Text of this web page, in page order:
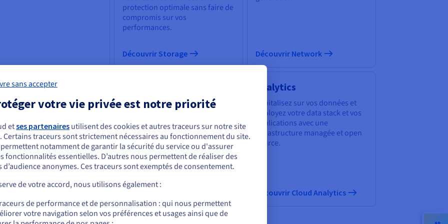
protection optimale sans faire de
compromis sur vos
performances.
Découvrir Storage Découvrir Network
Machine learning
de l’intelligence
à la portée de tous :
d’outils capables de
les défis des
IA & Machine learning
Choisissez parmi une vaste
sélection de moteurs, avec une
gestion experte de votre
infrastructure de données.
Découvrir Cloud Databases
Analytics
Capitalisez sur vos données et
déployez votre data stack et vos
applications avec une
infrastructure managée et open
source.
Découvrir Cloud Analytics
semblez être localisé en États-Unis.
commander, rendez-vous sur le site de votre pays (États-Unis) et créez un
us.ovhcloud.com/
Anglais USD - $
sans accepter
votre vie privée est notre priorité
etses partenaires utilisent des cookies et autres traceurs sur notre site
Certains traceurs sont strictement nécessaires au fonctionnement du site.
notamment de garantir la sécurité du service ou d'assurer
fonctionnalités essentielles. D’autres nous permettent de réaliser des
d’audience anonymes. Ces traceurs sont exemptés de consentement.
de votre accord, nous utilisons également :
de performance et de personnalisation : qui nous permettent
votre navigation selon vos préférences et usages ainsi que de